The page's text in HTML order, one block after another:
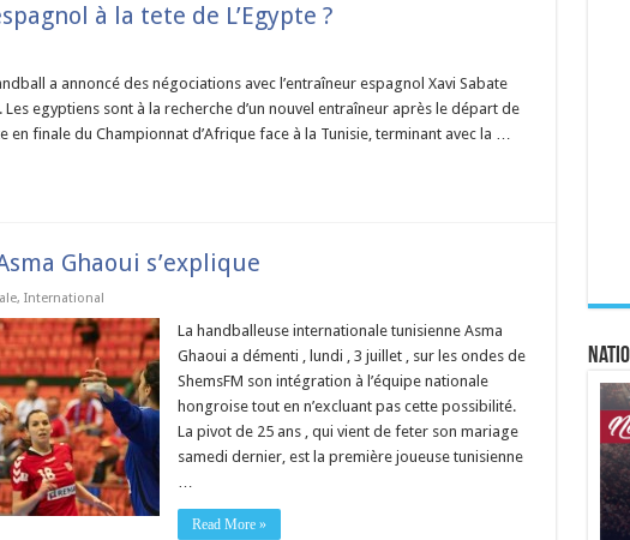
à la tete de L’Egypte ?
a annoncé des négociations avec l’entraîneur espagnol Xavi Sabate
egyptiens sont à la recherche d’un nouvel entraîneur après le départ de
en finale du Championnat d’Afrique face à la Tunisie, terminant avec la …
Ghaoui s’explique
, International
La handballeuse internationale tunisienne Asma
Ghaoui a démenti , lundi , 3 juillet , sur les ondes de
ShemsFM son intégration à l’équipe nationale
hongroise tout en n’excluant pas cette possibilité.
La pivot de 25 ans , qui vient de feter son mariage
samedi dernier, est la première joueuse tunisienne
…
Read More »